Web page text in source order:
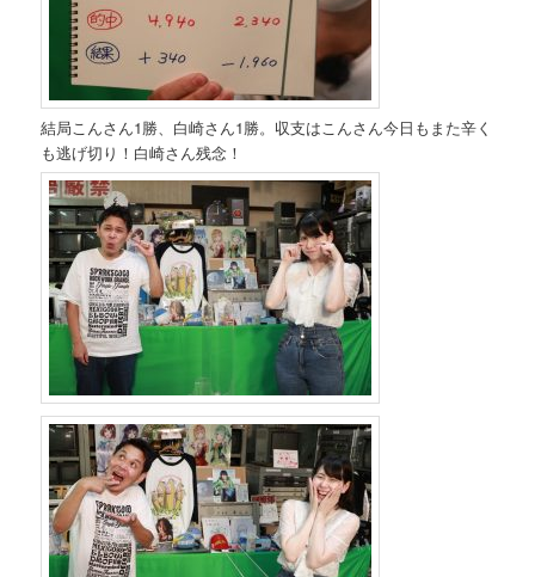
結局こんさん1勝、白崎さん1勝。収支はこんさん今日もまた辛く
も逃げ切り！白崎さん残念！